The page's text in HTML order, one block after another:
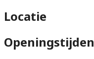
Locatie
Openingstijden